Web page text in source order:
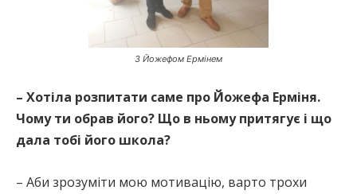
З Йожефом Ермінем
– Хотіла розпитати саме про Йожефа Ерміня.
Чому ти обрав його? Що в ньому притягує і що
дала тобі його школа?
– Аби зрозуміти мою мотивацію, варто трохи